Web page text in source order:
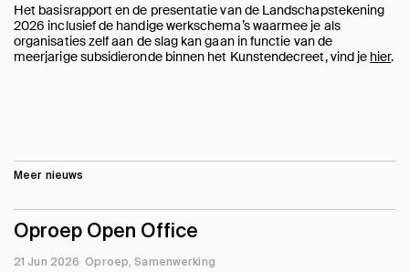
Het basisrapport en de presentatie van de Landschapstekening
2026 inclusief de handige werkschema’s waarmee je als
organisaties zelf aan de slag kan gaan in functie van de
meerjarige subsidieronde binnen het Kunstendecreet, vind je hier.
Meer nieuws
Oproep Open Office
21 Jun 2026 Oproep Samenwerking